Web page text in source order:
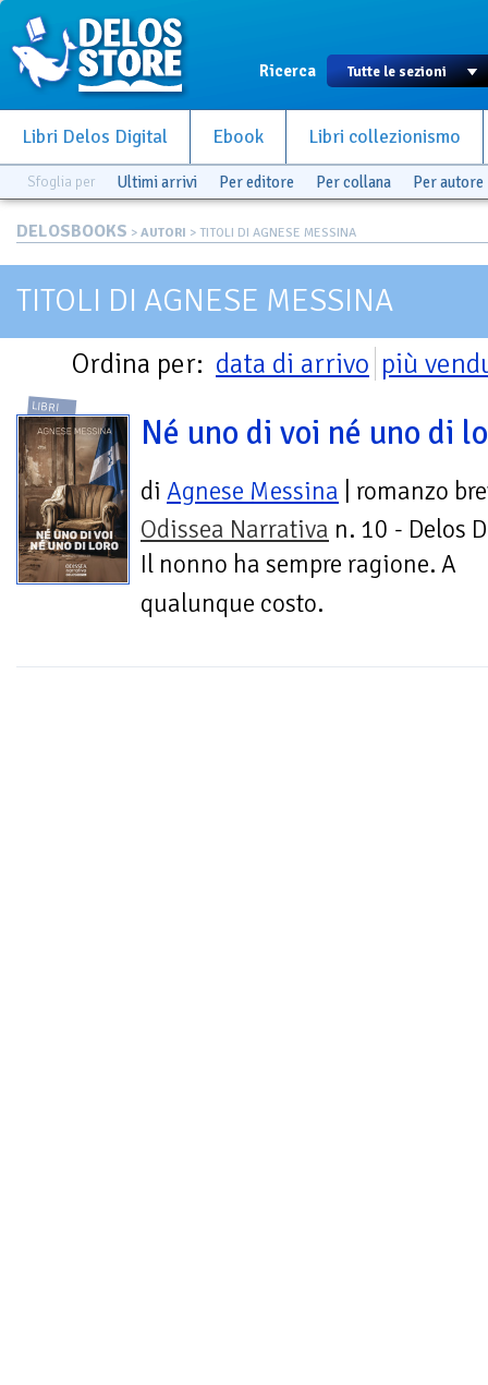
Ricerca
Libri Delos Digital Ebook Libri collezionismo
Sfoglia per Ultimi arrivi Per editore Per collana Per autore
DELOSBOOKS > AUTORI > TITOLI DI AGNESE MESSINA
TITOLI DI AGNESE MESSINA
Ordina per: data di arrivo più
LIBRI
Né uno di voi né uno di
di Agnese Messina | romanzo
Odissea Narrativa n. 10 - Delos
Il nonno ha sempre ragione. A
qualunque costo.